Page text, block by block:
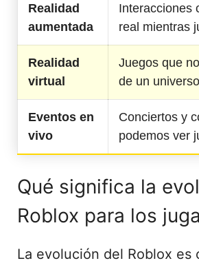
Realidad
aumentada
Interacciones
real mientras
Realidad
virtual
Juegos que
de un
Eventos en
vivo
Conciertos y
podemos ver
Qué significa la
Roblox para los
La evolución del Roblox es